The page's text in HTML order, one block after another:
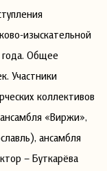
изыскательной
года. Общее
Участники
коллективов
«Виржи»,
ансамбля
– Буткарёва